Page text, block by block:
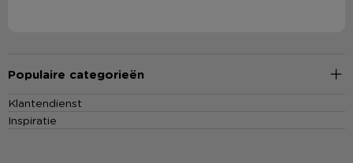
Populaire categorieën
Klantendienst
Inspiratie